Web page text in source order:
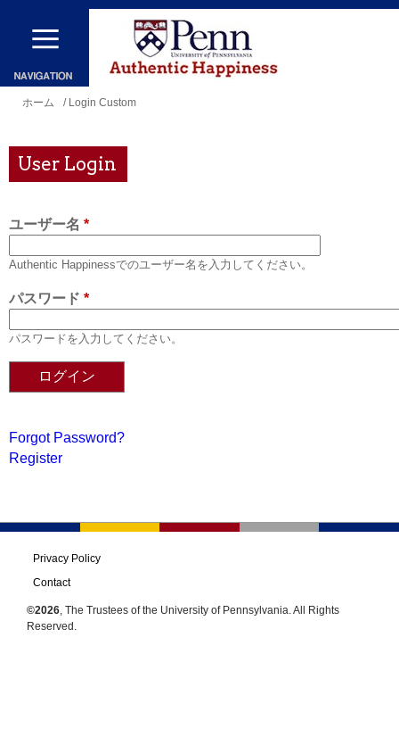
メ
ン
コ
ン
に
移
現
地
ホーム / Login Custom
User Login
ユーザー名 *
Authentic Happinessでのユーザー名を入力してください。
パスワード *
パスワードを入力してください。
Forgot Password?
Register
Privacy Policy
Contact
©2026, The Trustees of the University of Pennsylvania. All Rights
Reserved.